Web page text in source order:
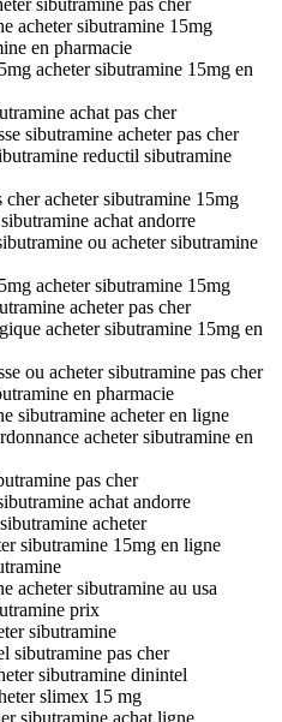
acheter sibutramine 15mg
en pharmacie
acheter sibutramine 15mg en
achat pas cher
sibutramine acheter pas cher
reductil sibutramine
cher acheter sibutramine 15mg
achat andorre
ou acheter sibutramine
acheter sibutramine 15mg
acheter pas cher
acheter sibutramine 15mg en
ou acheter sibutramine pas cher
en pharmacie
sibutramine acheter en ligne
acheter sibutramine en
pas cher
achat andorre
acheter
sibutramine 15mg en ligne
acheter sibutramine au usa
prix
sibutramine
sibutramine pas cher
sibutramine dinintel
slimex 15 mg
sibutramine achat ligne